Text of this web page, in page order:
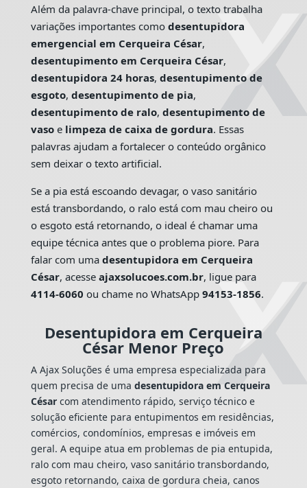
Além da palavra-chave principal, o texto trabalha
variações importantes como desentupidora
emergencial em Cerqueira César,
desentupimento em Cerqueira César,
desentupidora 24 horas, desentupimento de
esgoto, desentupimento de pia,
desentupimento de ralo, desentupimento de
vasoe limpeza de caixa de gordura. Essas
palavras ajudam a fortalecer o conteúdo orgânico
sem deixar o texto artificial.
Se a pia está escoando devagar, o vaso sanitário
está transbordando, o ralo está com mau cheiro ou
o esgoto está retornando, o ideal é chamar uma
equipe técnica antes que o problema piore. Para
falar com uma desentupidora em Cerqueira
César, acesse ajaxsolucoes.com.br, ligue para
4114-6060 ou chame no WhatsApp 94153-1856.
Desentupidora em Cerqueira
César Menor Preço
A Ajax Soluções é uma empresa especializada para
quem precisa de uma desentupidora em Cerqueira
Césarcom atendimento rápido, serviço técnico e
solução eficiente para entupimentos em residências,
comércios, condomínios, empresas e imóveis em
geral. A equipe atua em problemas de pia entupida,
ralo com mau cheiro, vaso sanitário transbordando,
esgoto retornando, caixa de gordura cheia, canos